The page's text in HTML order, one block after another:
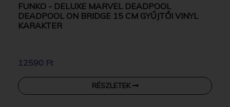
FUNKO - DELUXE MARVEL DEADPOOL
DEADPOOL ON BRIDGE 15 CM GYŰJTŐI VINYL
KARAKTER
12590 Ft
RÉSZLETEK